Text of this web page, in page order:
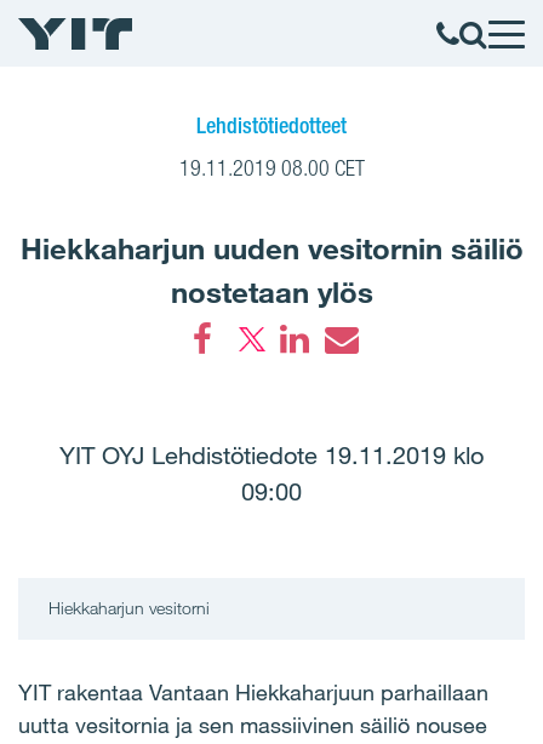
Lehdistötiedotteet
19.11.2019 08.00 CET
Hiekkaharjun uuden vesitornin säiliö
nostetaan ylös
YIT OYJ Lehdistötiedote 19.11.2019 klo
09:00
Hiekkaharjun vesitorni
YIT rakentaa Vantaan Hiekkaharjuun parhaillaan
uutta vesitornia ja sen massiivinen säiliö nousee